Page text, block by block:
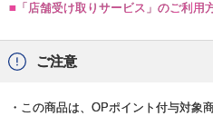
■「店舗受け取りサービス」のご利用
ご注意
・この商品は、OPポイント付与対象